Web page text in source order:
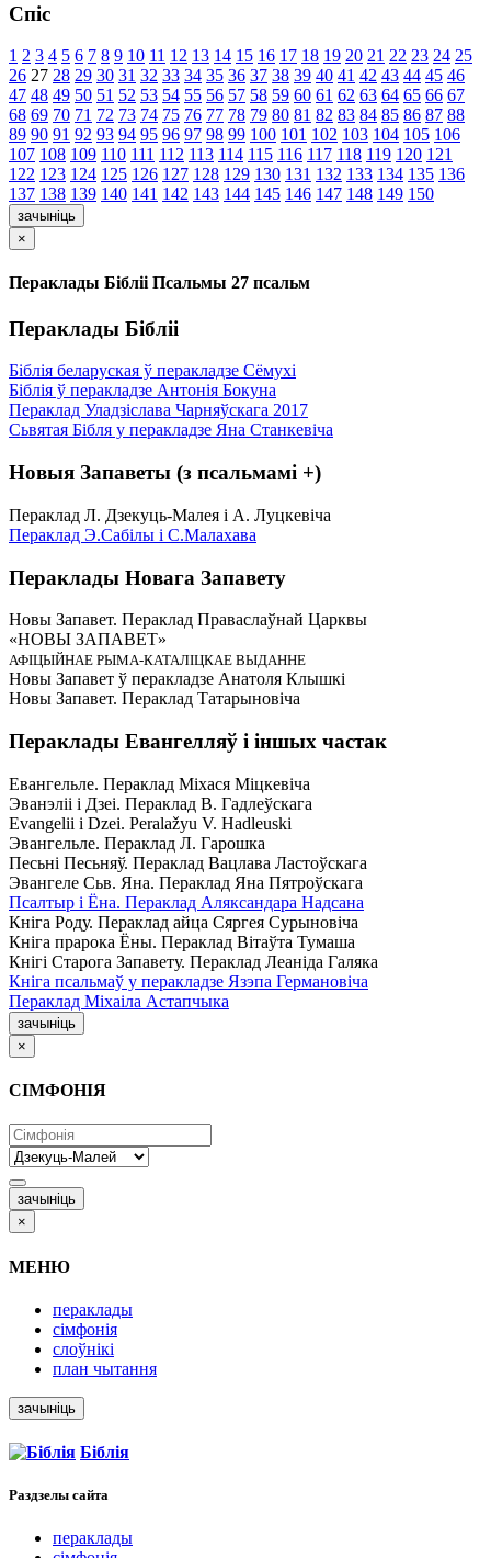
Спіс
1 2 3 4 5 6 7 8 9 10 11 12 13 14 15 16 17 18 19 20 21 22 23 24 25
26 27 28 29 30 31 32 33 34 35 36 37 38 39 40 41 42 43 44 45 46
47 48 49 50 51 52 53 54 55 56 57 58 59 60 61 62 63 64 65 66 67
68 69 70 71 72 73 74 75 76 77 78 79 80 81 82 83 84 85 86 87 88
89 90 91 92 93 94 95 96 97 98 99 100 101 102 103 104 105 106
107 108 109 110 111 112 113 114 115 116 117 118 119 120 121
122 123 124 125 126 127 128 129 130 131 132 133 134 135 136
137 138 139 140 141 142 143 144 145 146 147 148 149 150
зачыніць
×
Пераклады Бібліі Псальмы 27 псальм
Пераклады Бібліі
Біблія беларуская ў перакладзе Сёмухі
Біблія ў перакладзе Антонія Бокуна
Пераклад Уладзіслава Чарняўскага 2017
Сьвятая Бібля у перакладзе Яна Станкевіча
Новыя Запаветы (з псальмамі +)
Пераклад Л. Дзекуць-Малея і А. Луцкевіча
Пераклад Э.Сабілы і С.Малахава
Пераклады Новага Запавету
Новы Запавет. Пераклад Праваслаўнай Царквы
«НОВЫ ЗАПАВЕТ»
АФІЦЫЙНАЕ РЫМА-КАТАЛІЦКАЕ ВЫДАННЕ
Новы Запавет ў перакладзе Анатоля Клышкi
Новы Запавет. Пераклад Татарыновіча
Пераклады Евангелляў і іншых частак
Евангельле. Пераклад Міхася Міцкевіча
Эванэліі і Дзеі. Пераклад В. Гадлеўскага
Evangelii і Dzei. Рeralažyu V. Hadleuski
Эвангельле. Пераклад Л. Гарошка
Песьні Песьняў. Пераклад Вацлава Ластоўскага
Эвангеле Сьв. Яна. Пераклад Яна Пятроўскага
Псалтыр i Ёна. Пераклад Аляксандара Надсана
Кніга Роду. Пераклад айца Сяргея Сурыновіча
Кніга прарока Ёны. Пераклад Вітаўта Тумаша
Кнігі Старога Запавету. Пераклад Леаніда Галяка
Кніга псальмаў у перакладзе Язэпа Германовіча
Пераклад Міхаіла Астапчыка
зачыніць
×
СІМФОНІЯ
зачыніць
×
МЕНЮ
пераклады
сімфонія
слоўнікі
план чытання
зачыніць
Біблія
Раздзелы сайта
пераклады